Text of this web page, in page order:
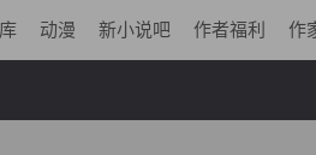
动漫 新小说吧 作者福利 作